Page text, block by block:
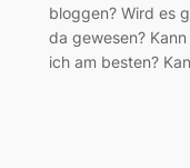
bloggen? Wird es
da gewesen?
ich am besten?